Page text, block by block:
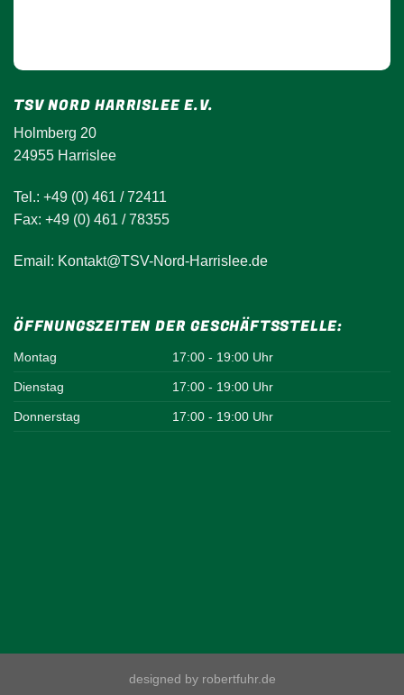
TSV NORD HARRISLEE E.V.
Holmberg 20
24955 Harrislee
Tel.: +49 (0) 461 / 72411
Fax: +49 (0) 461 / 78355
Email: Kontakt@TSV-Nord-Harrislee.de
ÖFFNUNGSZEITEN DER GESCHÄFTSSTELLE:
Montag 17:00 - 19:00 Uhr
Dienstag 17:00 - 19:00 Uhr
Donnerstag 17:00 - 19:00 Uhr
designed by robertfuhr.de